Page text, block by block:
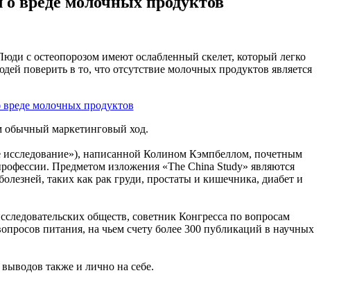
с остеопорозом имеют ослабленный скелет, который легко
поверить в то, что отсутствие молочных продуктов является
обычный маркетинговый ход.
написанной Колином Кэмпбеллом, почетным
Предметом изложения «The China Study» являются
таких как рак груди, простаты и кишечника, диабет и
обществ, советник Конгресса по вопросам
питания, на чьем счету более 300 публикаций в научных
также и лично на себе.